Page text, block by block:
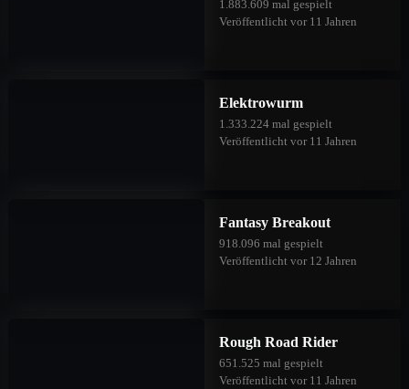
1.883.609 mal gespielt
Veröffentlicht vor 11 Jahren
Elektrowurm
1.333.224 mal gespielt
Veröffentlicht vor 11 Jahren
Fantasy Breakout
918.096 mal gespielt
Veröffentlicht vor 12 Jahren
Rough Road Rider
651.525 mal gespielt
Veröffentlicht vor 11 Jahren